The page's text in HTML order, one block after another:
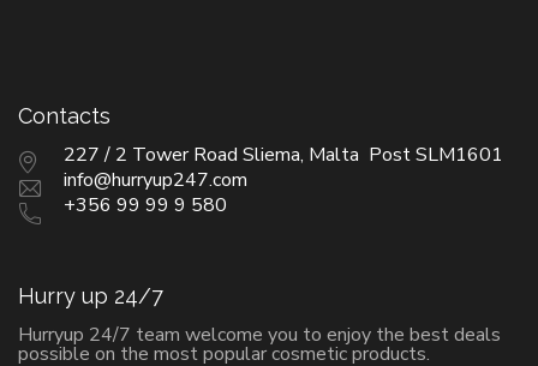
Contacts
227 / 2 Tower Road Sliema, Malta Post SLM1601
info@hurryup247.com
+356 99 99 9 580
Hurry up 24/7
Hurryup 24/7 team welcome you to enjoy the best deals
possible on the most popular cosmetic products.